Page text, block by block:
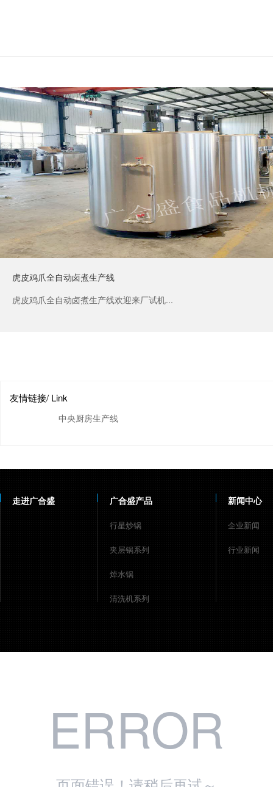
虎皮鸡爪全自动卤煮生产线
虎皮鸡爪全自动卤煮生产线欢迎来厂试机...
友情链接/ Link
中央厨房生产线
走进广合盛 广合盛产品
行星炒锅
夹层锅系列
焯水锅
清洗机系列
真空预冷机
新闻中心
企业新闻
行业新闻
ERROR